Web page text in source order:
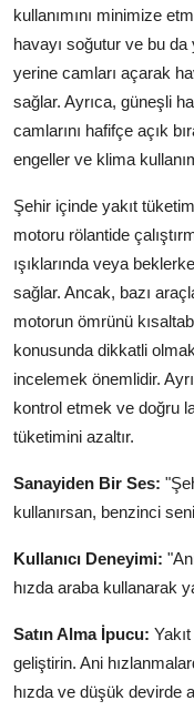
kullanımını minimize
havayı soğutur ve bu da
yerine camları açarak
sağlar. Ayrıca, güneşli
camlarını hafifçe açık
engeller ve klima
Şehir içinde yakıt
motoru rölantide
ışıklarında veya
sağlar. Ancak, bazı
motorun ömrünü
konusunda dikkatli
incelemek önemlidir.
kontrol etmek ve doğru
tüketimini azaltır.
Sanayiden Bir Ses:
kullanırsan, benzinci
Kullanıcı Deneyimi:
hızda araba kullanarak
Satın Alma İpucu:
geliştirin. Ani
hızda ve düşük devirde